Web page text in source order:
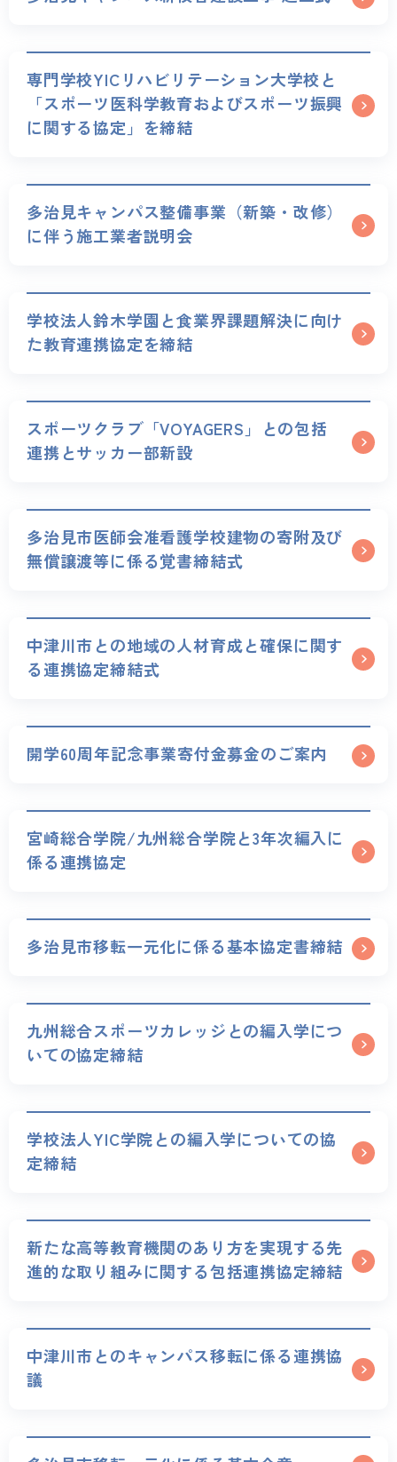
専門学校YICリハビリテーション大学校と
「スポーツ医科学教育およびスポーツ振興
に関する協定」を締結
多治見キャンパス整備事業（新築・改修）
に伴う施工業者説明会
学校法人鈴木学園と食業界課題解決に向け
た教育連携協定を締結
スポーツクラブ「VOYAGERS」との包括
連携とサッカー部新設
多治見市医師会准看護学校建物の寄附及び
無償譲渡等に係る覚書締結式
中津川市との地域の人材育成と確保に関す
る連携協定締結式
開学60周年記念事業寄付金募金のご案内
宮崎総合学院/九州総合学院と3年次編入に
係る連携協定
多治見市移転一元化に係る基本協定書締結
九州総合スポーツカレッジとの編入学につ
いての協定締結
学校法人YIC学院との編入学についての協
定締結
新たな高等教育機関のあり方を実現する先
進的な取り組みに関する包括連携協定締結
中津川市とのキャンパス移転に係る連携協
議